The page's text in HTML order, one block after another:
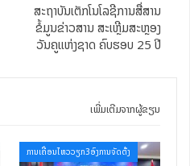
ສະຖາບັນເຕັກໂນໂລຊີການສື່ສານ
ຂໍ້ມູນຂ່າວສານ ສະເຫຼີມສະຫຼອງ
ວັນຄູແຫ່ງຊາດ ຄົບຮອບ 25 ປີ
ເພີ່ມເຕີມຈາກຜູ້ຂຽນ
ການເຄື່ອນໄຫວວຽກ3ອົງການຈັດຕັ້ງ